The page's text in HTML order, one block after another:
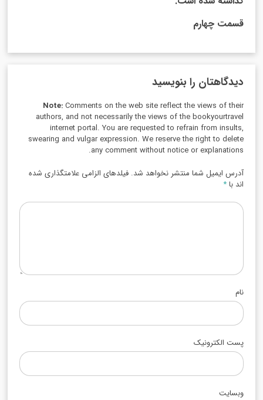
قسمت چهارم
دیدگاهتان را بنویسید
Note:Comments on the web site reflect the views of their
authors, and not necessarily the views of the bookyourtravel
internet portal. You are requested to refrain from insults,
swearing and vulgar expression. We reserve the right to delete
any comment without notice or explanations.
آدرس ایمیل شما منتشر نخواهد شد. فیلدهای الزامی علامتگذاری شده
اند با*
نام
پست الکترونیک
وبسایت